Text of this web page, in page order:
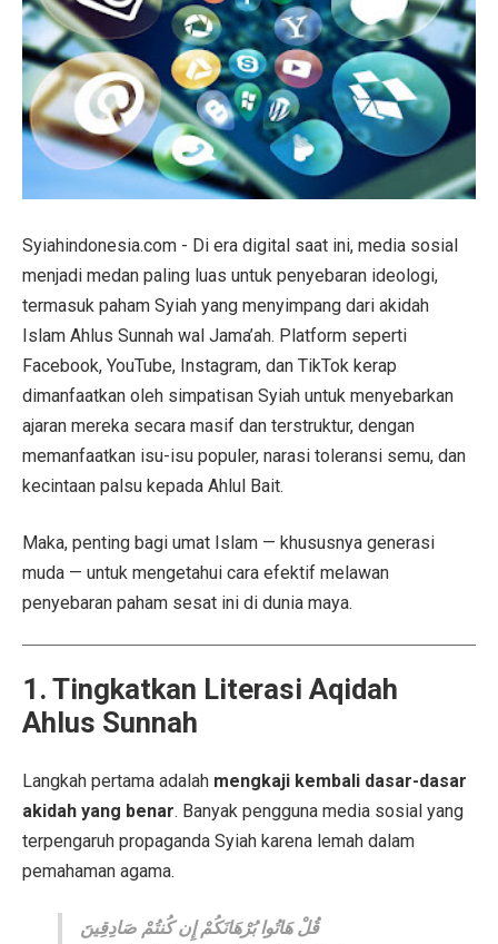
Syiahindonesia.com - Di era digital saat ini, media sosial
menjadi medan paling luas untuk penyebaran ideologi,
termasuk paham Syiah yang menyimpang dari akidah
Islam Ahlus Sunnah wal Jama’ah. Platform seperti
Facebook, YouTube, Instagram, dan TikTok kerap
dimanfaatkan oleh simpatisan Syiah untuk menyebarkan
ajaran mereka secara masif dan terstruktur, dengan
memanfaatkan isu-isu populer, narasi toleransi semu, dan
kecintaan palsu kepada Ahlul Bait.
Maka, penting bagi umat Islam — khususnya generasi
muda — untuk mengetahui cara efektif melawan
penyebaran paham sesat ini di dunia maya.
1. Tingkatkan Literasi Aqidah
Ahlus Sunnah
Langkah pertama adalah mengkaji kembali dasar-dasar
akidah yang benar. Banyak pengguna media sosial yang
terpengaruh propaganda Syiah karena lemah dalam
pemahaman agama.
قُلْ هَاتُوا بُرْهَانَكُمْ إِن كُنتُمْ صَادِقِينَ